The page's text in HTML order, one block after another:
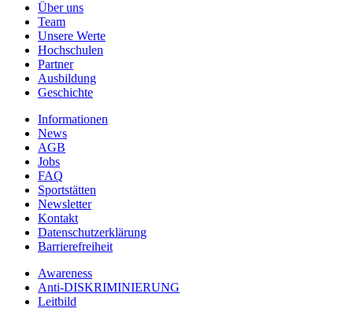
Über uns
Team
Unsere Werte
Hochschulen
Partner
Ausbildung
Geschichte
Informationen
News
AGB
Jobs
FAQ
Sportstätten
Newsletter
Kontakt
Datenschutzerklärung
Barrierefreiheit
Awareness
Anti-DISKRIMINIERUNG
Leitbild